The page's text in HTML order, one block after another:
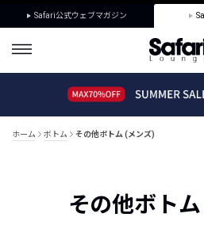
Safari公式ウェブマガジン
ホーム ボトム その他ボトム (メンズ)
その他ボト